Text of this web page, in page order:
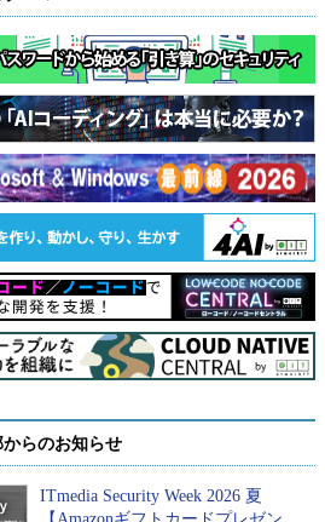
らのお知らせ
ITmedia Security Week 2026 夏